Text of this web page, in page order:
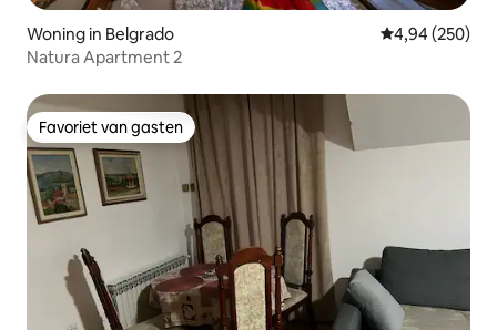
Woning in Belgrado Gemiddelde
4,94 (250)
Natura Apartment 2
Favoriet van gasten
Favoriet van gasten